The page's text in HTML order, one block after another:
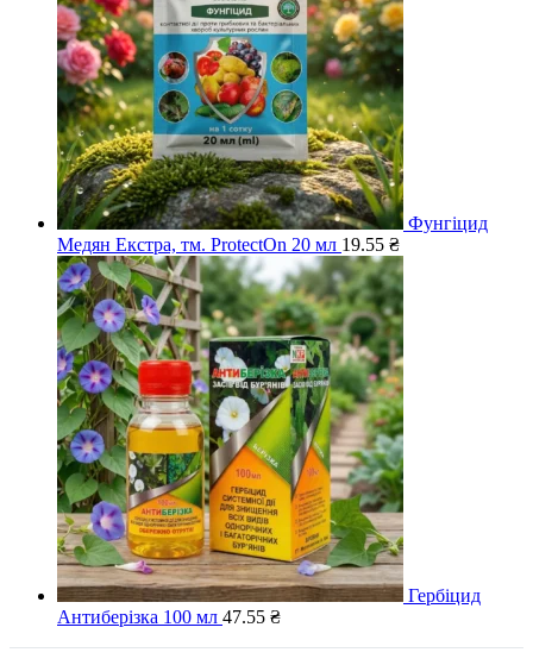
Фунгіцид
Медян Екстра, тм. ProtectOn 20 мл 19.55 ₴
Гербіцид
Антиберізка 100 мл 47.55 ₴